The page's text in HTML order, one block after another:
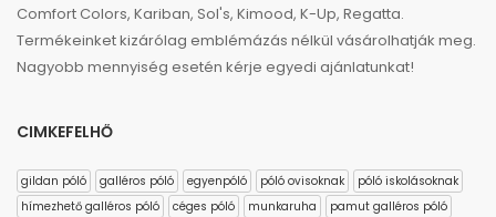
Comfort Colors, Kariban, Sol's, Kimood, K-Up, Regatta.
Termékeinket kizárólag emblémázás nélkül vásárolhatják meg.
Nagyobb mennyiség esetén kérje egyedi ajánlatunkat!
CIMKEFELHŐ
gildan póló galléros póló egyenpóló póló ovisoknak
póló iskolásoknak
hímezhető galléros póló
céges póló munkaruha
pamut galléros póló